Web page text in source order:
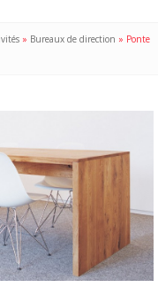
» Bureaux de direction » Ponte